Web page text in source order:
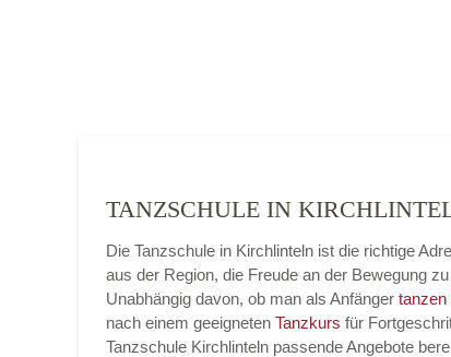
TANZSCHULE IN
Die Tanzschule in Kirchlinteln ist die richtige
aus der Region, die Freude an der Bewegung
Unabhängig davon, ob man als Anfänger tanzen
nach einem geeigneten Tanzkurs für
Tanzschule Kirchlinteln passende Angebote